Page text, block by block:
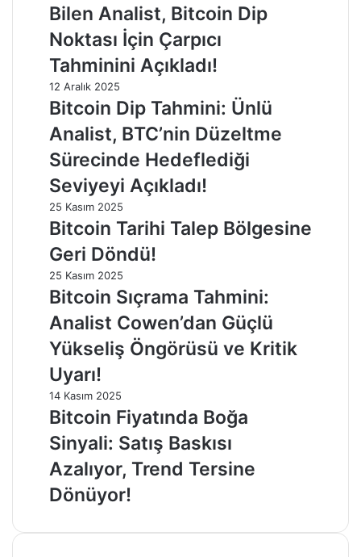
Bilen Analist, Bitcoin Dip
Noktası İçin Çarpıcı
Tahminini Açıkladı!
12 Aralık 2025
Bitcoin Dip Tahmini: Ünlü
Analist, BTC’nin Düzeltme
Sürecinde Hedeflediği
Seviyeyi Açıkladı!
25 Kasım 2025
Bitcoin Tarihi Talep Bölgesine
Geri Döndü!
25 Kasım 2025
Bitcoin Sıçrama Tahmini:
Analist Cowen’dan Güçlü
Yükseliş Öngörüsü ve Kritik
Uyarı!
14 Kasım 2025
Bitcoin Fiyatında Boğa
Sinyali: Satış Baskısı
Azalıyor, Trend Tersine
Dönüyor!